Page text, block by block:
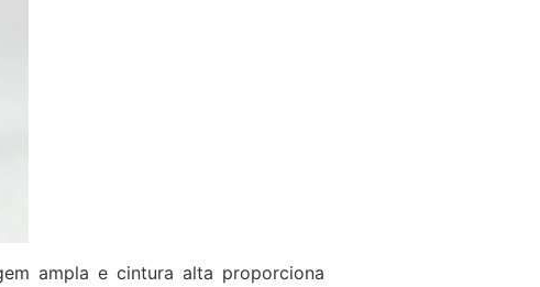
ampla e cintura alta proporciona